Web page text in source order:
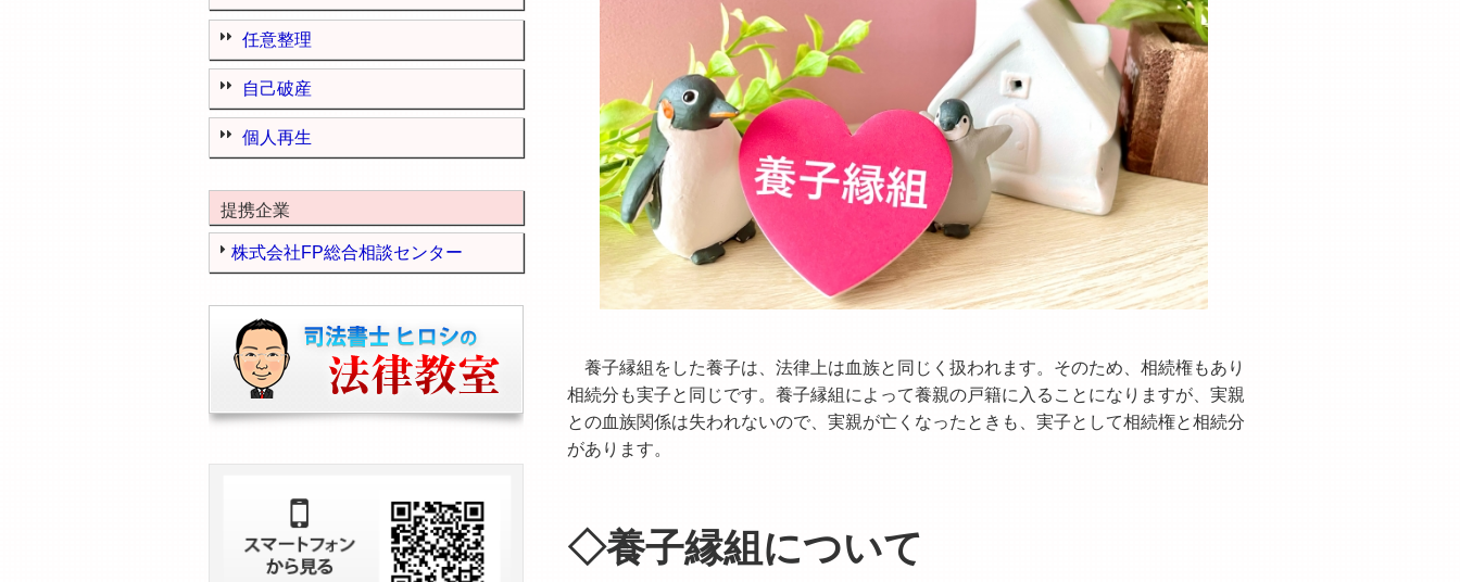
任意整理
自己破産
個人再生
提携企業
株式会社FP総合相談センター
養子縁組をした養子は、法律上は血族と同じく扱われます。そのため、相続権もあり
相続分も実子と同じです。養子縁組によって養親の戸籍に入ることになりますが、実親
との血族関係は失われないので、実親が亡くなったときも、実子として相続権と相続分
があります。
◇養子縁組について